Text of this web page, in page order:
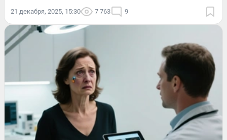
21 декабря, 2025, 15:30 7 763 9